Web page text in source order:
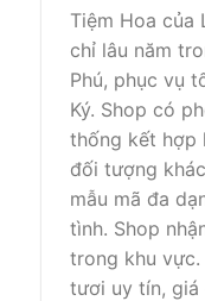
Tiệm Hoa của
chỉ lâu năm
Phú, phục vụ
Ký. Shop có
thống kết hợp
đối tượng
mẫu mã đa
tình. Shop
trong khu vực.
tươi uy tín, giá